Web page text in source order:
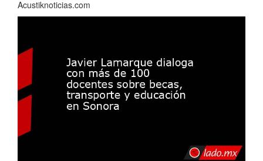
Acustiknoticias.com